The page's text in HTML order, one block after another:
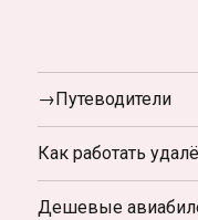
→Путеводители
Как работать
Дешевые